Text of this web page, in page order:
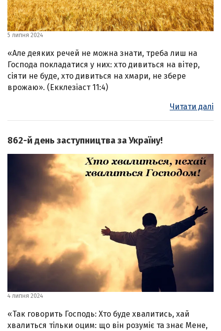
5 липня 2024
«Але деяких речей не можна знати, треба лиш на
Господа покладатися у них: хто дивиться на вітер,
сіяти не буде, хто дивиться на хмари, не збере
врожаю». (Екклезіаст 11:4)
Читати далі
862-й день заступництва за Україну!
4 липня 2024
«Так говорить Господь: Хто буде хвалитись, хай
хвалиться тільки оцим: що він розуміє та знає Мене,